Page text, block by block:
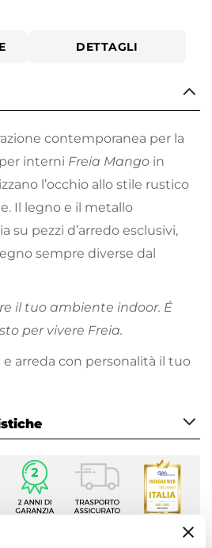
DETTAGLI
contemporanea per la
interni Freia Mango in
l’occhio allo stile rustico
Il legno e il metallo
su pezzi d’arredo esclusivi,
sempre diverse dal
il tuo ambiente indoor. É
per vivere Freia.
arreda con personalità il tuo